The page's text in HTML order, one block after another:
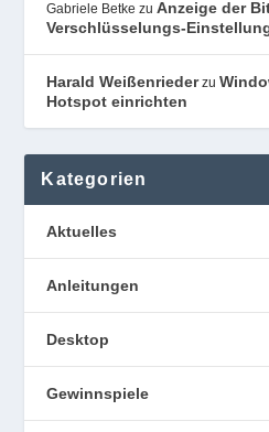
Gabriele Betke zuAnzeige der
Verschlüsselungs-
Harald Weißenriederzu
Hotspot einrichten
Kategorien
Aktuelles
Anleitungen
Desktop
Gewinnspiele